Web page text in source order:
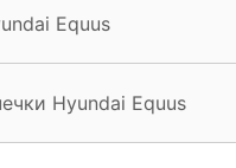
Equus
Hyundai Equus